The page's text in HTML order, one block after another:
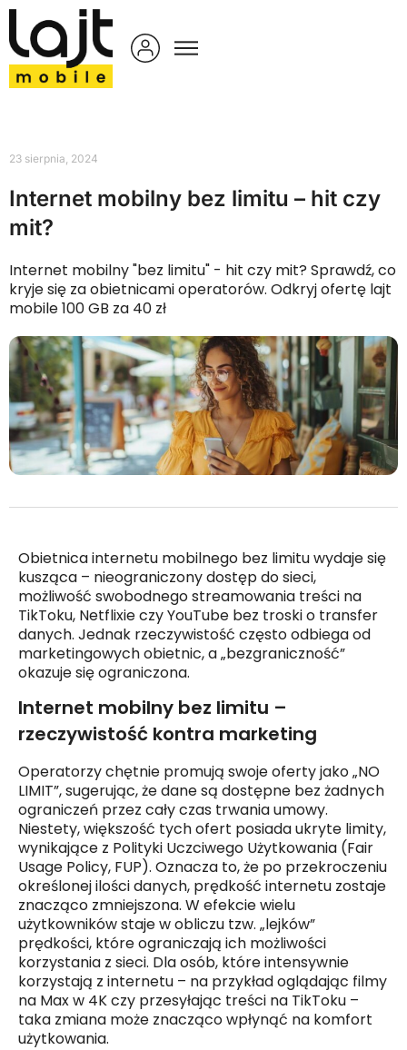
23 sierpnia, 2024
Internet mobilny bez limitu – hit czy
mit?
Internet mobilny "bez limitu" - hit czy mit? Sprawdź, co
kryje się za obietnicami operatorów. Odkryj ofertę lajt
mobile 100 GB za 40 zł
Obietnica internetu mobilnego bez limitu wydaje się
kusząca – nieograniczony dostęp do sieci,
możliwość swobodnego streamowania treści na
TikToku, Netflixie czy YouTube bez troski o transfer
danych. Jednak rzeczywistość często odbiega od
marketingowych obietnic, a „bezgraniczność”
okazuje się ograniczona.
Internet mobilny bez limitu –
rzeczywistość kontra marketing
Operatorzy chętnie promują swoje oferty jako „NO
LIMIT”, sugerując, że dane są dostępne bez żadnych
ograniczeń przez cały czas trwania umowy.
Niestety, większość tych ofert posiada ukryte limity,
wynikające z Polityki Uczciwego Użytkowania (Fair
Usage Policy, FUP). Oznacza to, że po przekroczeniu
określonej ilości danych, prędkość internetu zostaje
znacząco zmniejszona. W efekcie wielu
użytkowników staje w obliczu tzw. „lejków”
prędkości, które ograniczają ich możliwości
korzystania z sieci. Dla osób, które intensywnie
korzystają z internetu – na przykład oglądając filmy
na Max w 4K czy przesyłając treści na TikToku –
taka zmiana może znacząco wpłynąć na komfort
użytkowania.